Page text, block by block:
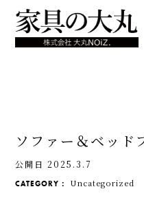
ソファー＆ベッド
公開日 2025.3.7
CATEGORY： Uncategorized